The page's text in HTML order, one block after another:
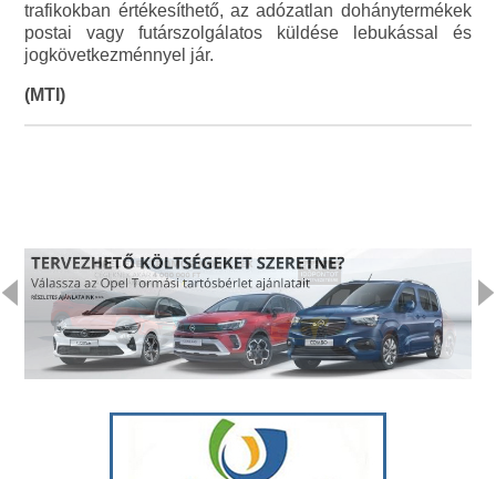
trafikokban értékesíthető, az adózatlan dohánytermékek
postai vagy futárszolgálatos küldése lebukással és
jogkövetkezménnyel jár.
(MTI)